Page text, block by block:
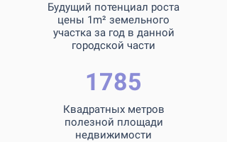
Будущий потенциал роста
цены 1m² земельного
участка за год в данной
городской части
1785
Квадратных метров
полезной площади
недвижимости